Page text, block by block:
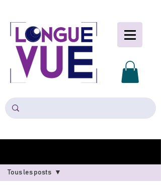
Tous les posts